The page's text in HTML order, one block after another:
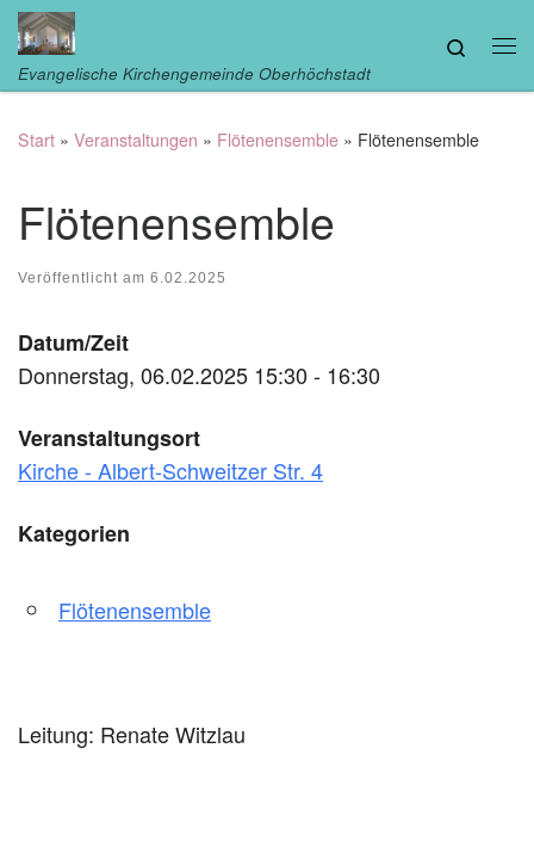
Zum Inhalt springen
Evangelische Kirchengemeinde Oberhöchstadt
Search
Start » Veranstaltungen » Flötenensemble » Flötenensemble
Flötenensemble
Veröffentlicht am 6.02.2025
Datum/Zeit
Donnerstag, 06.02.2025 15:30 - 16:30
Veranstaltungsort
Kirche - Albert-Schweitzer Str. 4
Kategorien
Flötenensemble
Leitung: Renate Witzlau